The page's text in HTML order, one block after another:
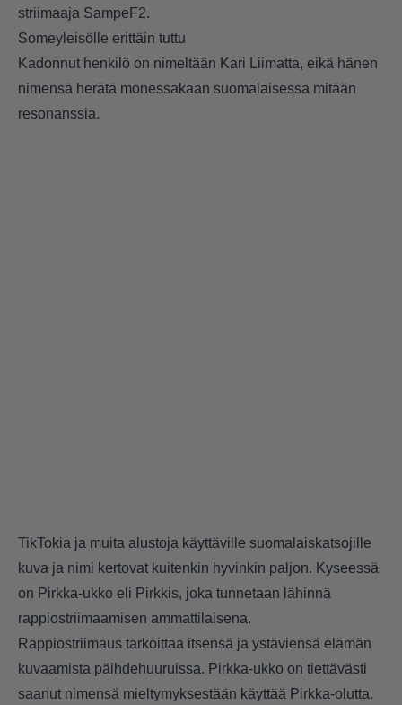
striimaaja SampeF2.
Someyleisölle erittäin tuttu
Kadonnut henkilö on nimeltään Kari Liimatta, eikä hänen
nimensä herätä monessakaan suomalaisessa mitään
resonanssia.
TikTokia ja muita alustoja käyttäville suomalaiskatsojille
kuva ja nimi kertovat kuitenkin hyvinkin paljon. Kyseessä
on Pirkka-ukko eli Pirkkis, joka tunnetaan lähinnä
rappiostriimaamisen ammattilaisena.
Rappiostriimaus tarkoittaa itsensä ja ystäviensä elämän
kuvaamista päihdehuuruissa. Pirkka-ukko on tiettävästi
saanut nimensä mieltymyksestään käyttää Pirkka-olutta.